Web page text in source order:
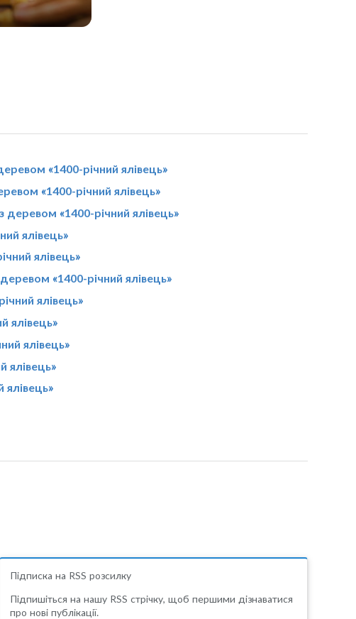
«1400-річний ялівець»
«1400-річний ялівець»
деревом «1400-річний ялівець»
ялівець»
ялівець»
«1400-річний ялівець»
ялівець»
ялівець»
ялівець»
ялівець»
ялівець»
Підписка на RSS розсилку
Підпишіться на нашу RSS стрічку, щоб першими дізнаватися
про нові публікації.